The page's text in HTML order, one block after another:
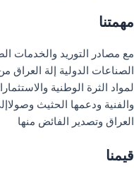
مهمتنا
مع مصادر التوريد والخدمات
الصناعات الدولية إلة العراق
لمواد الثرة الوطنية
والفنية ودعمها الحثيث
العراق وتصدير الفائض منها
قيمنا